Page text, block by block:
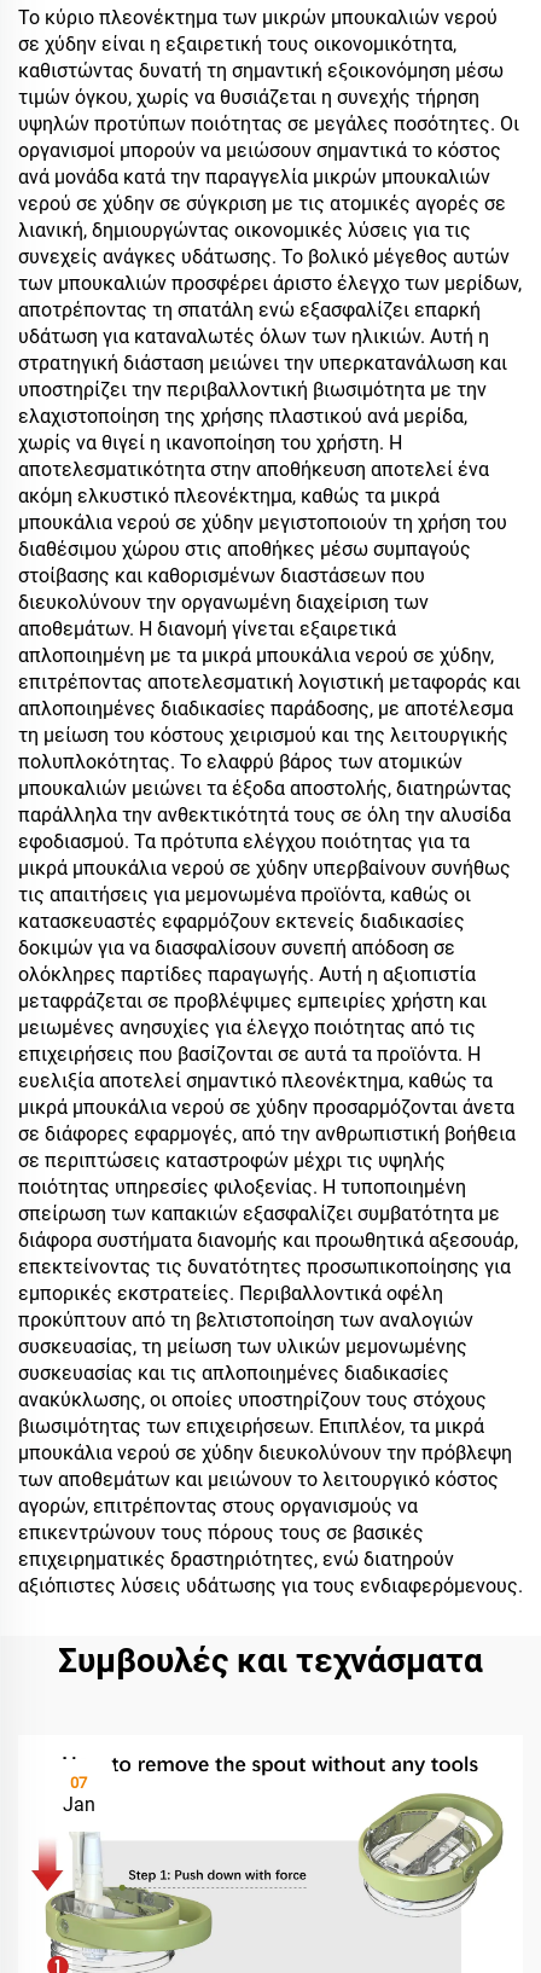
Ταξιδιωτικό Δοχείο Από
Ανοξείδωτο Χάλυβα με
Λαβή Ζεστό και Κρύο
επαναχρηστοποιούμενο
ανοξείδωτο χάλυβα
μπουκάλι νερού κύπελο
με λαβή και straw
Το κύριο πλεονέκτημα των μικρών μπουκαλιών νερού
σε χύδην είναι η εξαιρετική τους οικονομικότητα,
καθιστώντας δυνατή τη σημαντική εξοικονόμηση μέσω
τιμών όγκου, χωρίς να θυσιάζεται η συνεχής τήρηση
υψηλών προτύπων ποιότητας σε μεγάλες ποσότητες. Οι
οργανισμοί μπορούν να μειώσουν σημαντικά το κόστος
ανά μονάδα κατά την παραγγελία μικρών μπουκαλιών
νερού σε χύδην σε σύγκριση με τις ατομικές αγορές σε
λιανική, δημιουργώντας οικονομικές λύσεις για τις
συνεχείς ανάγκες υδάτωσης. Το βολικό μέγεθος αυτών
των μπουκαλιών προσφέρει άριστο έλεγχο των μερίδων,
αποτρέποντας τη σπατάλη ενώ εξασφαλίζει επαρκή
υδάτωση για καταναλωτές όλων των ηλικιών. Αυτή η
στρατηγική διάσταση μειώνει την υπερκατανάλωση και
υποστηρίζει την περιβαλλοντική βιωσιμότητα με την
ελαχιστοποίηση της χρήσης πλαστικού ανά μερίδα,
χωρίς να θιγεί η ικανοποίηση του χρήστη. Η
αποτελεσματικότητα στην αποθήκευση αποτελεί ένα
ακόμη ελκυστικό πλεονέκτημα, καθώς τα μικρά
μπουκάλια νερού σε χύδην μεγιστοποιούν τη χρήση του
διαθέσιμου χώρου στις αποθήκες μέσω συμπαγούς
στοίβασης και καθορισμένων διαστάσεων που
διευκολύνουν την οργανωμένη διαχείριση των
αποθεμάτων. Η διανομή γίνεται εξαιρετικά
απλοποιημένη με τα μικρά μπουκάλια νερού σε χύδην,
επιτρέποντας αποτελεσματική λογιστική μεταφοράς και
απλοποιημένες διαδικασίες παράδοσης, με αποτέλεσμα
τη μείωση του κόστους χειρισμού και της λειτουργικής
πολυπλοκότητας. Το ελαφρύ βάρος των ατομικών
μπουκαλιών μειώνει τα έξοδα αποστολής, διατηρώντας
παράλληλα την ανθεκτικότητά τους σε όλη την αλυσίδα
εφοδιασμού. Τα πρότυπα ελέγχου ποιότητας για τα
μικρά μπουκάλια νερού σε χύδην υπερβαίνουν συνήθως
τις απαιτήσεις για μεμονωμένα προϊόντα, καθώς οι
κατασκευαστές εφαρμόζουν εκτενείς διαδικασίες
δοκιμών για να διασφαλίσουν συνεπή απόδοση σε
ολόκληρες παρτίδες παραγωγής. Αυτή η αξιοπιστία
μεταφράζεται σε προβλέψιμες εμπειρίες χρήστη και
μειωμένες ανησυχίες για έλεγχο ποιότητας από τις
επιχειρήσεις που βασίζονται σε αυτά τα προϊόντα. Η
ευελιξία αποτελεί σημαντικό πλεονέκτημα, καθώς τα
μικρά μπουκάλια νερού σε χύδην προσαρμόζονται άνετα
σε διάφορες εφαρμογές, από την ανθρωπιστική βοήθεια
σε περιπτώσεις καταστροφών μέχρι τις υψηλής
ποιότητας υπηρεσίες φιλοξενίας. Η τυποποιημένη
σπείρωση των καπακιών εξασφαλίζει συμβατότητα με
διάφορα συστήματα διανομής και προωθητικά αξεσουάρ,
επεκτείνοντας τις δυνατότητες προσωπικοποίησης για
εμπορικές εκστρατείες. Περιβαλλοντικά οφέλη
προκύπτουν από τη βελτιστοποίηση των αναλογιών
συσκευασίας, τη μείωση των υλικών μεμονωμένης
συσκευασίας και τις απλοποιημένες διαδικασίες
ανακύκλωσης, οι οποίες υποστηρίζουν τους στόχους
βιωσιμότητας των επιχειρήσεων. Επιπλέον, τα μικρά
μπουκάλια νερού σε χύδην διευκολύνουν την πρόβλεψη
των αποθεμάτων και μειώνουν το λειτουργικό κόστος
αγορών, επιτρέποντας στους οργανισμούς να
επικεντρώνουν τους πόρους τους σε βασικές
επιχειρηματικές δραστηριότητες, ενώ διατηρούν
αξιόπιστες λύσεις υδάτωσης για τους ενδιαφερόμενους.
Συμβουλές και τεχνάσματα
07
Jan